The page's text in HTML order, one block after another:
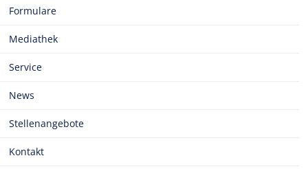
Formulare
Mediathek
Service
News
Stellenangebote
Kontakt